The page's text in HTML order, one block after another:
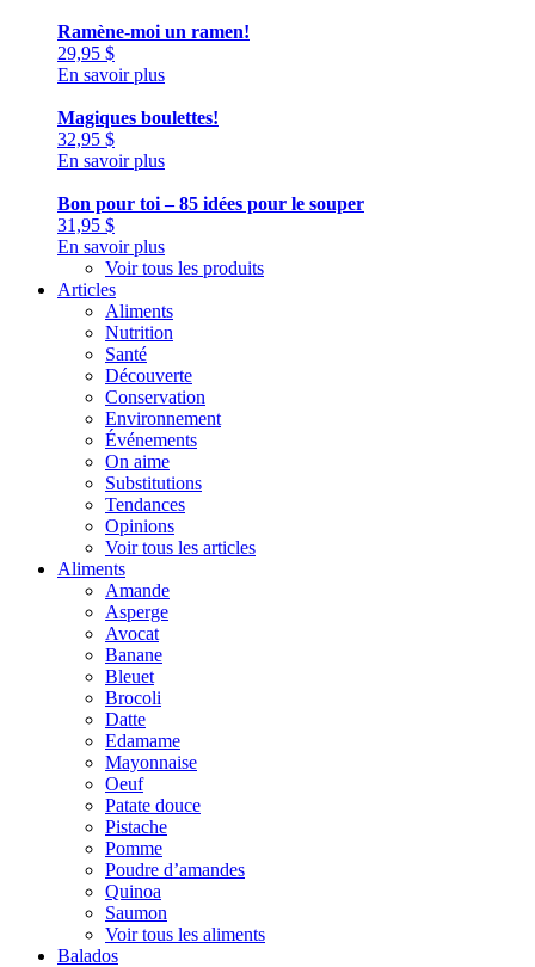
Ramène-moi un ramen!
29,95 $
En savoir plus
Magiques boulettes!
32,95 $
En savoir plus
Bon pour toi – 85 idées pour le souper
31,95 $
En savoir plus
Voir tous les produits
Articles
Aliments
Nutrition
Santé
Découverte
Conservation
Environnement
Événements
On aime
Substitutions
Tendances
Opinions
Voir tous les articles
Aliments
Amande
Asperge
Avocat
Banane
Bleuet
Brocoli
Datte
Edamame
Mayonnaise
Oeuf
Patate douce
Pistache
Pomme
Poudre d’amandes
Quinoa
Saumon
Voir tous les aliments
Balados